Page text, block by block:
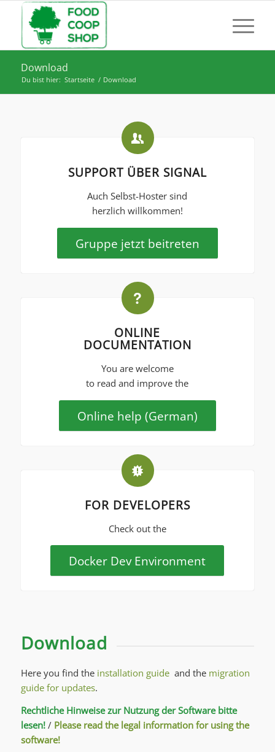
Download
Du bist hier: Startseite / Download
SUPPORT ÜBER SIGNAL
Auch Selbst-Hoster sind
herzlich willkommen!
Gruppe jetzt beitreten
ONLINE
DOCUMENTATION
You are welcome
to read and improve the
Online help (German)
FOR DEVELOPERS
Check out the
Docker Dev Environment
Download
Here you find the installation guide and the migration
guide for updates.
Rechtliche Hinweise zur Nutzung der Software bitte
lesen!/ Please read the legal information for using the
software!